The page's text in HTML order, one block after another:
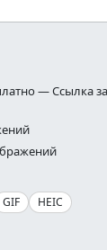
— Ссылка за
GIF HEIC